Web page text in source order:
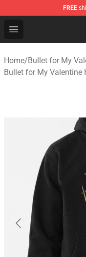
FREE
Open menu
Bullet for My
Home/Bullet for My
Bullet for My Valentine